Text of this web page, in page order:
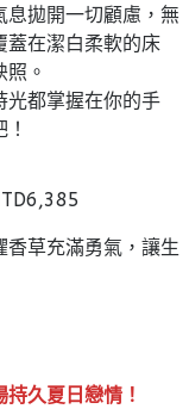
拋開一切顧慮，無
蓋在潔白柔軟的床
。
光都掌握在你的手
草充滿勇氣，讓生
久夏日戀情！